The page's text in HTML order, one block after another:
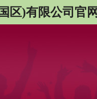
区)有限公司官网